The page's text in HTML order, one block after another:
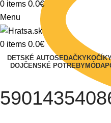
0 items 0.0€
Menu
0 items 0.0€
DETSKÉ AUTOSEDAČKY
DOJČENSKÉ POTREBYMÓDA